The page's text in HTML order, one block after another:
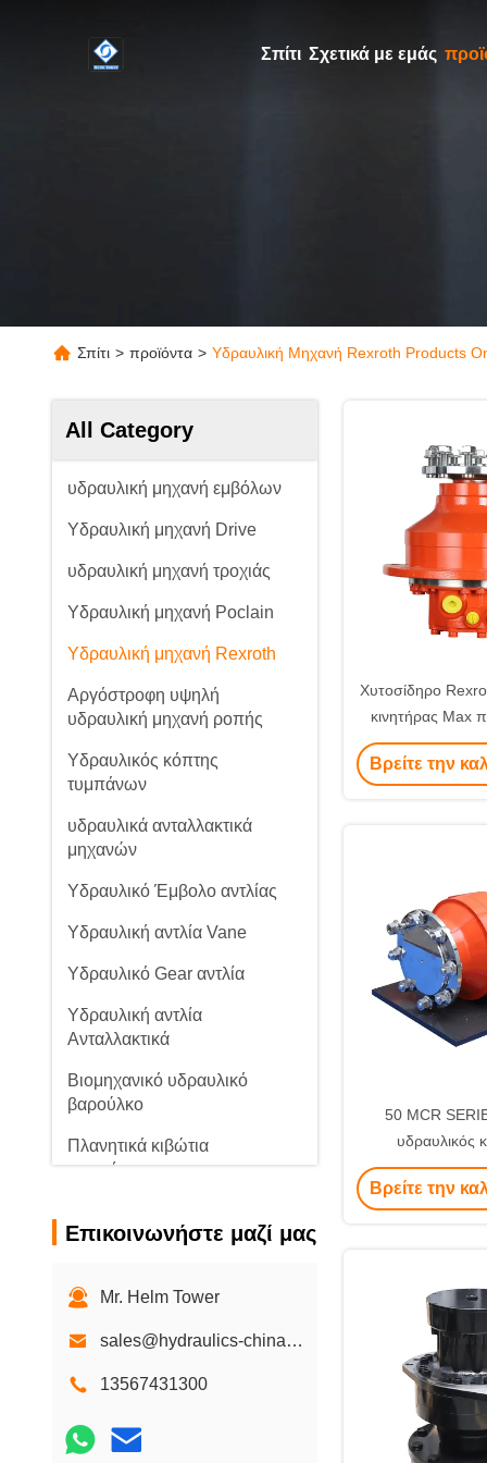
Σπίτι Σχετικά με εμάς
Σπίτι > προϊόντα > Υδραυλική Μηχανή Rexroth Products
All Category
υδραυλική μηχανή εμβόλων
Υδραυλική μηχανή Drive
υδραυλική μηχανή τροχιάς
Υδραυλική μηχανή Poclain
Υδραυλική μηχανή Rexroth
Αργόστροφη υψηλή
υδραυλική μηχανή ροπής
Υδραυλικός κόπτης
τυμπάνων
υδραυλικά ανταλλακτικά
μηχανών
Υδραυλικό Έμβολο αντλίας
Υδραυλική αντλία Vane
Υδραυλικό Gear αντλία
Υδραυλική αντλία
Ανταλλακτικά
Βιομηχανικό υδραυλικό
βαρούλκο
Πλανητικά κιβώτια
ταχυτήτων
Επικοινωνήστε μαζί μας
Mr. Helm Tower
sales@hydraulics-china.com
13567431300
Χυτοσίδηρο
κινητήρας Max
Υδραυλικός
έμβολο Robust
Βρείτε την
50 MCR
υδραυλικός
χυτοσίδηρου
κινητήρας για
Βρείτε την